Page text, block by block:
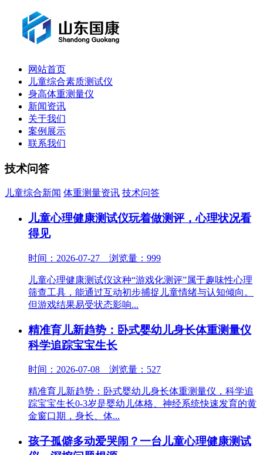
网站首页
儿童综合素质测试仪
身高体重测量仪
新闻资讯
关于我们
案例展示
联系我们
技术问答
儿童综合新闻 体重测量资讯 技术问答
儿童心理健康测试仪玩着做测评，心理状况看
得见
时间：2026-07-27 浏览量：999
儿童心理健康测试仪这种“游戏化测评”属于趣味性心理
筛查工具，能通过互动初步捕捉儿童情绪与认知倾向。
但游戏结果易受状态影响...
精准育儿新趋势：卧式婴幼儿身长体重测量仪
科学追踪宝宝生长
时间：2026-07-08 浏览量：527
精准育儿新趋势：卧式婴幼儿身长体重测量仪，科学追
踪宝宝生长0-3岁是婴幼儿体格、神经系统快速发育的黄
金窗口期，身长、体...
孩子孤僻多动爱哭闹？一台儿童心理健康测试